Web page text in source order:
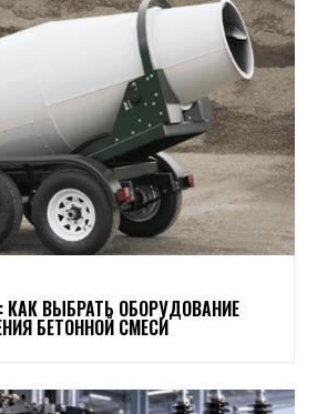
ВЫБРАТЬ ОБОРУДОВАНИЕ
БЕТОННОЙ СМЕСИ